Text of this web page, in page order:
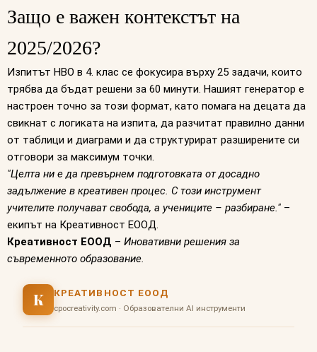
Защо е важен контекстът на
2025/2026?
Изпитът НВО в 4. клас се фокусира върху 25 задачи, които
трябва да бъдат решени за 60 минути. Нашият генератор е
настроен точно за този формат, като помага на децата да
свикнат с логиката на изпита, да разчитат правилно данни
от таблици и диаграми и да структурират разширените си
отговори за максимум точки.
"Целта ни е да превърнем подготовката от досадно
задължение в креативен процес. С този инструмент
учителите получават свобода, а учениците – разбиране." –
екипът на Креативност ЕООД.
Креативност ЕООД – Иновативни решения за
съвременното образование.
К КРЕАТИВНОСТ ЕООД
cpocreativity.com · Образователни AI инструменти